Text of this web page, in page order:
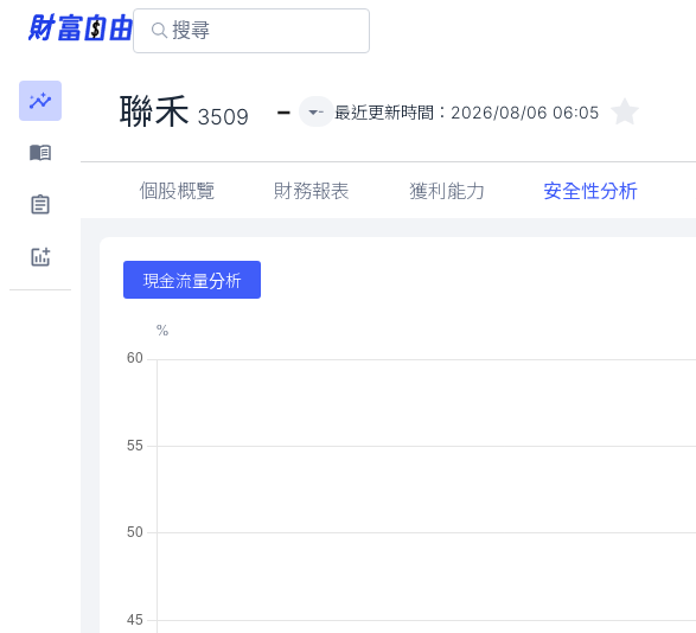
聯禾 3509 - - 最近更新時間： 2026/08/06 06:05
個股概覽 財務報表 獲利能力 安全性分析
現金流量分析